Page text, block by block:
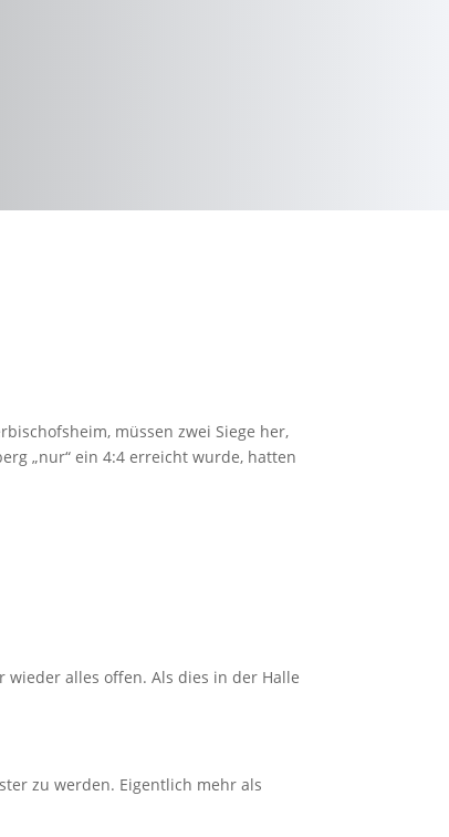
müssen zwei Siege her,
„nur“ ein 4:4 erreicht wurde, hatten
alles offen. Als dies in der Halle
zu werden. Eigentlich mehr als